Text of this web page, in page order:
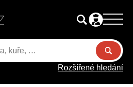
Rozšířené hledání